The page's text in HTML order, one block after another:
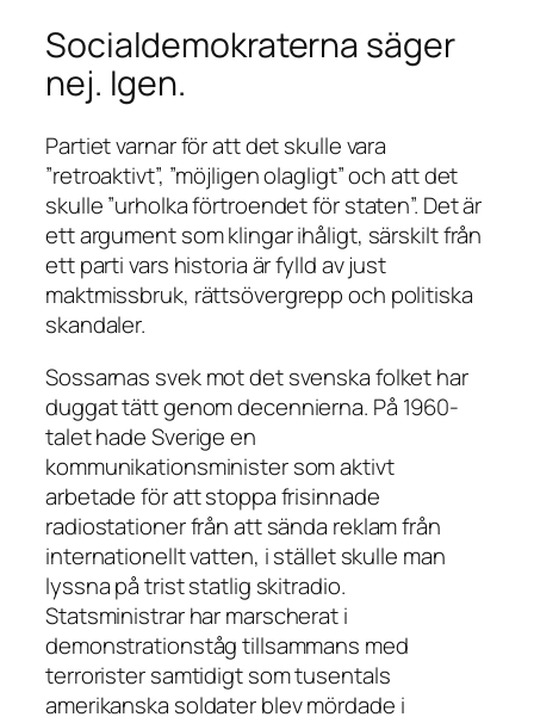
Socialdemokraterna säger
nej. Igen.
Partiet varnar för att det skulle vara
”retroaktivt”, ”möjligen olagligt” och att det
skulle ”urholka förtroendet för staten”. Det är
ett argument som klingar ihåligt, särskilt från
ett parti vars historia är fylld av just
maktmissbruk, rättsövergrepp och politiska
skandaler.
Sossarnas svek mot det svenska folket har
duggat tätt genom decennierna. På 1960-
talet hade Sverige en
kommunikationsminister som aktivt
arbetade för att stoppa frisinnade
radiostationer från att sända reklam från
internationellt vatten, i stället skulle man
lyssna på trist statlig skitradio.
Statsministrar har marscherat i
demonstrationståg tillsammans med
terrorister samtidigt som tusentals
amerikanska soldater blev mördade i